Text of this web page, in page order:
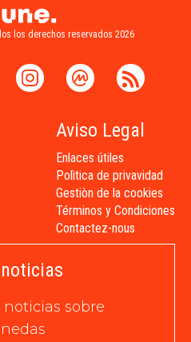
los derechos reservados 2026
Aviso Legal
Enlaces útiles
Polìtica de privavidad
Gestiòn de la cookies
Términos y Condiciones
Contactez-nous
sobre